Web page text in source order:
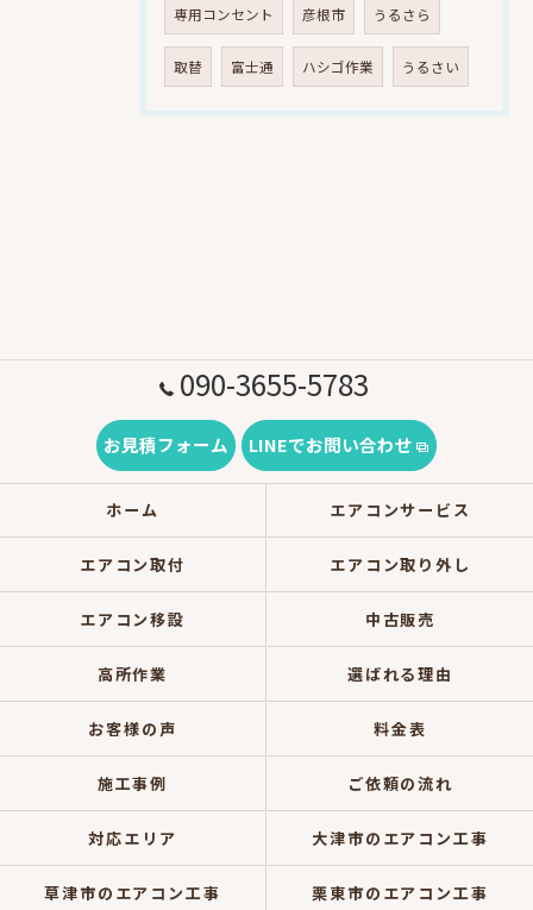
専用コンセント 彦根市 うるさら
取替 富士通 ハシゴ作業 うるさい
090-3655-5783
お見積フォーム LINEでお問い合わせ
ホーム エアコンサービス
エアコン取付 エアコン取り外し
エアコン移設 中古販売
高所作業 選ばれる理由
お客様の声 料金表
施工事例 ご依頼の流れ
対応エリア 大津市のエアコン工事
草津市のエアコン工事 栗東市のエアコン工事